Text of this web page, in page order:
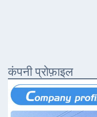
कंपनी प्रोफ़ाइल